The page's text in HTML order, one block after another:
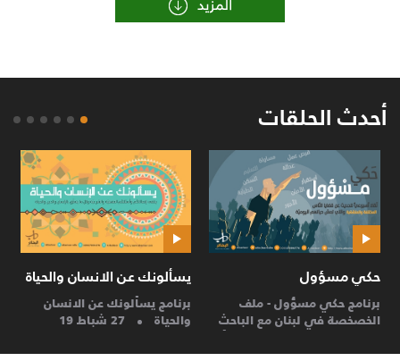
أحدث الحلقات
حكي مسؤول
برنامج حكي مسؤول - ملف
الخصخصة في لبنان مع الباحث
السياسيّ والإقتصاديّ غالب أبو
مُصلح 27 شباط 19
يسألونك عن الانسان والحياة
برنامج يسألونك عن الانسان
والحياة 27 شباط 19